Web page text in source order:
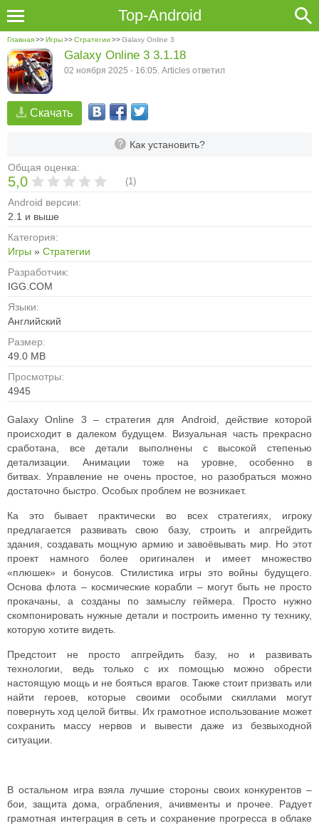
Top-Android
Главная>>Игры>>Стратегии >>Galaxy Online 3
Скачать
Как установить?
Общая оценка:
5,0 (1)
Android версии:
2.1 и выше
Категория:
Игры » Стратегии
Разработчик:
IGG.COM
Языки:
Английский
Размер:
49.0 MB
Просмотры:
4945
Galaxy Online 3 3.1.18
02 ноября 2025 - 16:05. Articles ответил
Galaxy Online 3 – стратегия для Android, действие которой
происходит в далеком будущем. Визуальная часть прекрасно
сработана, все детали выполнены с высокой степенью
детализации. Анимации тоже на уровне, особенно в
битвах. Управление не очень простое, но разобраться можно
достаточно быстро. Особых проблем не возникает.
Ка это бывает практически во всех стратегиях, игроку
предлагается развивать свою базу, строить и апгрейдить
здания, создавать мощную армию и завоёвывать мир. Но этот
проект намного более оригинален и имеет множество
«плюшек» и бонусов. Стилистика игры это войны будущего.
Основа флота – космические корабли – могут быть не просто
прокачаны, а созданы по замыслу геймера. Просто нужно
скомпонировать нужные детали и построить именно ту технику,
которую хотите видеть.
Предстоит не просто апгрейдить базу, но и развивать
технологии, ведь только с их помощью можно обрести
настоящую мощь и не бояться врагов. Также стоит призвать или
найти героев, которые своими особыми скиллами могут
повернуть ход целой битвы. Их грамотное использование может
сохранить массу нервов и вывести даже из безвыходной
ситуации.
В остальном игра взяла лучшие стороны своих конкурентов –
бои, защита дома, ограбления, ачивменты и прочее. Радует
грамотная интеграция в сеть и сохранение прогресса в облаке